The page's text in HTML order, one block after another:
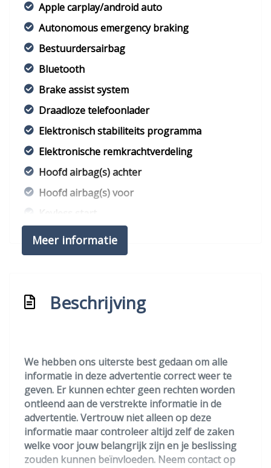
Apple carplay/android auto
Autonomous emergency braking
Bestuurdersairbag
Bluetooth
Brake assist system
Draadloze telefoonlader
Elektronisch stabiliteits programma
Elektronische remkrachtverdeling
Hoofd airbag(s) achter
Hoofd airbag(s) voor
Passagiersairbag
Zij airbag(s) voor
Buitenspiegels elektrisch inklapbaar
Buitenspiegels in carrosseriekleur
Chroom delen exterieur
Dimlichten automatisch
Extra getint glas achter
Keyless entry
Meer informatie
Beschrijving
We hebben ons uiterste best gedaan om alle
informatie in deze advertentie correct weer te
geven. Er kunnen echter geen rechten worden
ontleend aan de verstrekte informatie in de
advertentie. Vertrouw niet alleen op deze
informatie maar controleer altijd zelf de zaken
welke voor jouw belangrijk zijn en je beslissing
zouden kunnen beïnvloeden. Neem contact op